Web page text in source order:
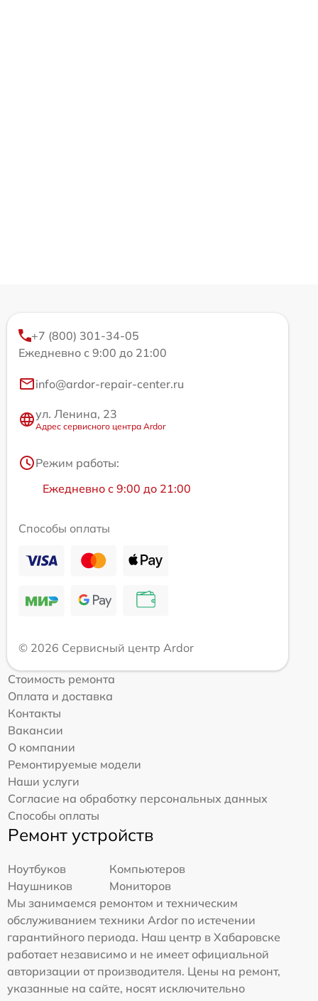
+7 (800) 301-34-05
Ежедневно с 9:00 до 21:00
info@ardor-repair-center.ru
ул. Ленина, 23
Адрес сервисного центра Ardor
Режим работы:
Ежедневно с 9:00 до 21:00
Способы оплаты
© 2026 Сервисный центр Ardor
Стоимость ремонта
Оплата и доставка
Контакты
Вакансии
О компании
Ремонтируемые модели
Наши услуги
Согласие на обработку персональных данных
Способы оплаты
Ремонт устройств
Ноутбуков
Компьютеров
Наушников
Мониторов
Мы занимаемся ремонтом и техническим
обслуживанием техники Ardor по истечении
гарантийного периода. Наш центр в Хабаровске
работает независимо и не имеет официальной
авторизации от производителя. Цены на ремонт,
указанные на сайте, носят исключительно